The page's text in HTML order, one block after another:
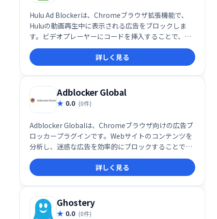
Hulu Ad Blockerは、Chromeブラウザ拡張機能で、
Huluの動画再生中に表示される広告をブロックしま
す。ビデオプレーヤーにコードを挿入することで、検
知されずに広告を非表示にするため、快適な視聴体験
を提供します。
詳しく見る
Adblocker Global
0.0 (0件)
Adblocker Globalは、Chromeブラウザ向けの広告ブ
ロッカープラグインです。Webサイトのコンテンツを
分析し、迷惑な広告を効率的にブロックすることで、
快適なWeb閲覧を実現します。不要な広告を簡単に非
表示にでき、ストレスのないインターネット体験を提
供します。 シンプルで効果的な設計で、集中力を妨げ
る広告をシャットアウト。快適なオンライン環境を手
に入れましょう。
詳しく見る
Ghostery
0.0 (0件)